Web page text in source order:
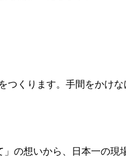
つくります。手間をかけ
の想いから、日本一の現